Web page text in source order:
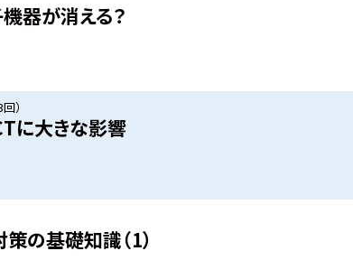
器が消える？
）
に大きな影響
の基礎知識（1）